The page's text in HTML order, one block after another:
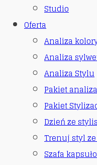
Studio
Oferta
Analiza
Analiza
Analiza Stylu
Pakiet
Pakiet
Dzień ze
Trenuj styl
Szafa